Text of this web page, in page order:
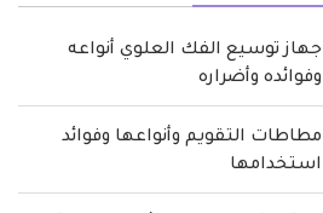
جهاز توسيع الفك العلوي أنواعه
وفوائده وأضراره
مطاطات التقويم وأنواعها وفوائد
استخدامها